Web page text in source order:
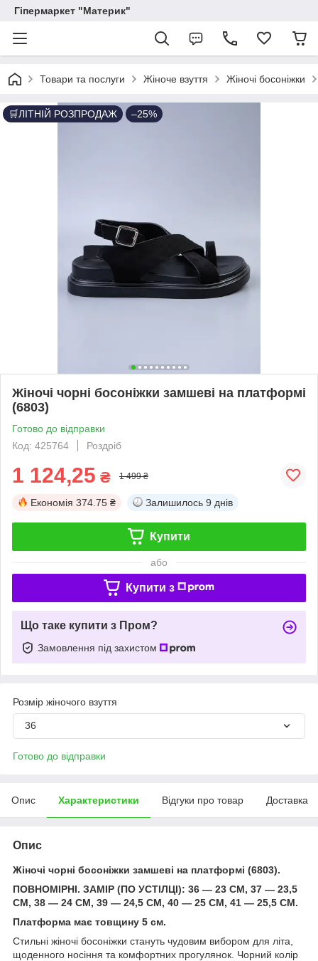
Гіпермаркет "Материк"
Товари та послуги Жіноче взуття Жіночі босоніжки
🛒ЛІТНІЙ РОЗПРОДАЖ –25%
Жіночі чорні босоніжки замшеві на платформі
(6803)
Готово до відправки
Код: 425764
Роздріб
1 124,25 ₴ 1 499 ₴
Економія 374.75 ₴ Залишилось 9 днів
Купити
або
Купити з
Що таке купити з Пром?
Замовлення під захистом
Розмір жіночого взуття
36
Готово до відправки
Опис Характеристики Відгуки про товар Доставка
Опис
Жіночі чорні босоніжки замшеві на платформі (6803).
ПОВНОМІРНІ. ЗАМІР (ПО УСТІЛЦІ): 36 — 23 СМ, 37 — 23,5
СМ, 38 — 24 СМ, 39 — 24,5 СМ, 40 — 25 СМ, 41 — 25,5 СМ.
Платформа має товщину 5 см.
Стильні жіночі босоніжки стануть чудовим вибором для літа,
щоденного носіння та комфортних прогулянок. Чорний колір